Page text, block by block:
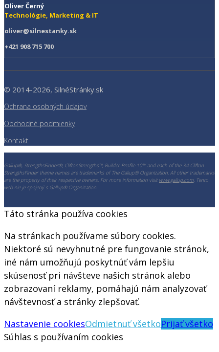
Oliver Černý
Technológie, Marketing & IT
oliver@silnestanky.sk
+421 908 715 700
© 2014-2026, SilnéStránky.sk
Ochrana osobných údajov
Obchodné podmienky
Kontakt
Gallup®, StrengthsFinder®, CliftonStrengths™, Builder Profile 10™ and each of the 34 Clifton
StrengthsFinder theme names are trademarks of The Gallup® Organization. All other trademarks
are the property of their respective owners. For more information visit www.gallup.com . Tento
web nie je spojený s Gallup® Organization.
Táto stránka používa cookies
Na stránkach používame súbory cookies.
Niektoré sú nevyhnutné pre fungovanie stránok,
iné nám umožňujú poskytnúť vám lepšiu
skúsenosť pri návšteve našich stránok alebo
zobrazovaní reklamy, pomáhajú nám analyzovať
návštevnosť a stránky zlepšovať.
Nastavenie cookiesOdmietnuť všetkoPrijať všetko
Súhlas s používaním cookies